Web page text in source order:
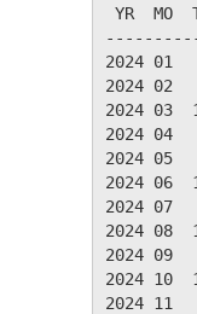
YR  MO
2024
2024
2024
2024
2024
2024
2024
2024
2024
2024
2024